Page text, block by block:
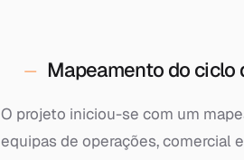
Mapeamento do
O projeto iniciou-se com um
equipas de operações, comercial